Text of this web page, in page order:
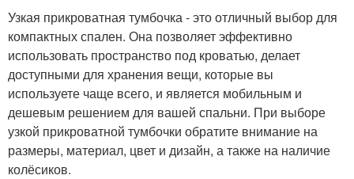
Узкая прикроватная тумбочка - это отличный выбор для
компактных спален. Она позволяет эффективно
использовать пространство под кроватью, делает
доступными для хранения вещи, которые вы
используете чаще всего, и является мобильным и
дешевым решением для вашей спальни. При выборе
узкой прикроватной тумбочки обратите внимание на
размеры, материал, цвет и дизайн, а также на наличие
колёсиков.